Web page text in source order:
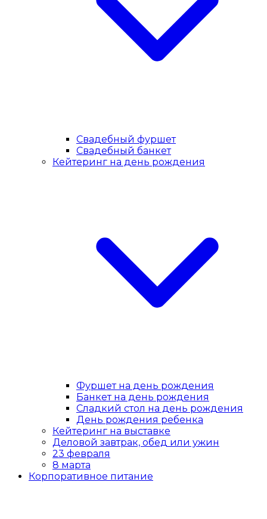
Свадебный фуршет
Свадебный банкет
Кейтеринг на день рождения
Фуршет на день рождения
Банкет на день рождения
Сладкий стол на день рождения
День рождения ребенка
Кейтеринг на выставке
Деловой завтрак, обед или ужин
23 февраля
8 марта
Корпоративное питание